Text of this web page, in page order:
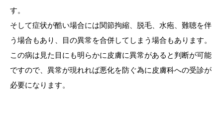
す。
そして症状が酷い場合には関節拘縮、脱毛、水疱、難聴を伴
う場合もあり、目の異常を合併してしまう場合もあります。
この病は見た目にも明らかに皮膚に異常があると判断が可能
ですので、異常が現れれば悪化を防ぐ為に皮膚科への受診が
必要になります。